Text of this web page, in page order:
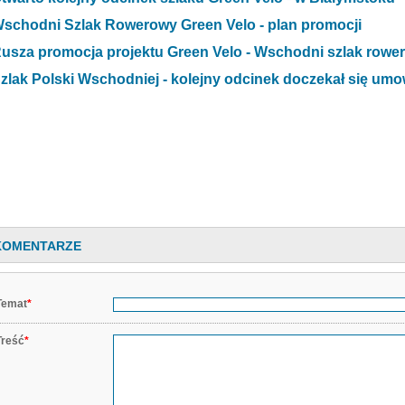
Szlak Rowerowy Green Velo - plan promocji
promocja projektu Green Velo - Wschodni szlak
Polski Wschodniej - kolejny odcinek doczekał się
*
*